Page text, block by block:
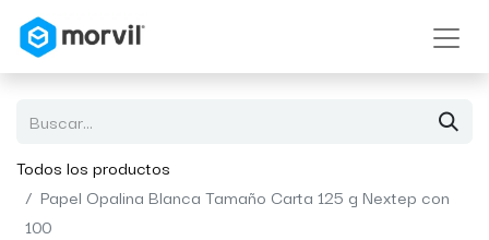
Todos los productos
Papel Opalina Blanca Tamaño Carta 125 g Nextep con
100